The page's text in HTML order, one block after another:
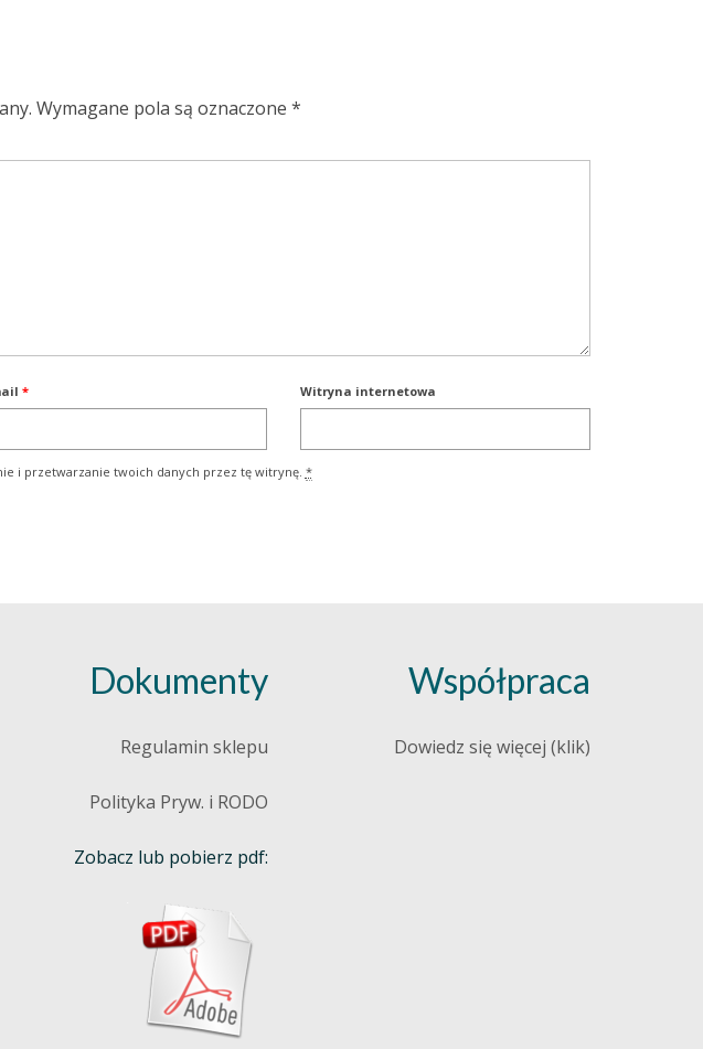
Wymagane pola są oznaczone *
* Witryna internetowa
i przetwarzanie twoich danych przez tę witrynę. *
Dokumenty
Regulamin sklepu
Polityka Pryw. i RODO
Zobacz lub pobierz pdf:
Współpraca
Dowiedz się więcej (klik)